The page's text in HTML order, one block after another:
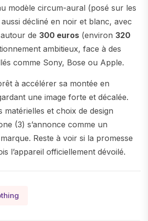
modèle circum-aural (posé sur les
décliné en noir et blanc, avec
de 300 euros (environ 320
ambitieux, face à des
comme Sony, Bose ou Apple.
à accélérer sa montée en
une image forte et décalée.
matérielles et choix de design
(3) s’annonce comme un
Reste à voir si la promesse
l’appareil officiellement dévoilé.